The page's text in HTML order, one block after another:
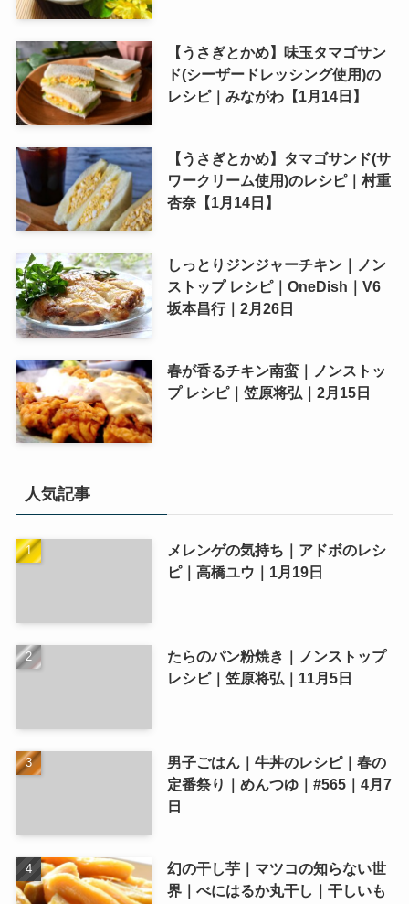
【うさぎとかめ】味玉タマゴサン
ド(シーザードレッシング使用)の
レシピ｜みながわ【1月14日】
【うさぎとかめ】タマゴサンド(サ
ワークリーム使用)のレシピ｜村重
杏奈【1月14日】
しっとりジンジャーチキン｜ノン
ストップ レシピ｜OneDish｜V6
坂本昌行｜2月26日
春が香るチキン南蛮｜ノンストッ
プ レシピ｜笠原将弘｜2月15日
人気記事
メレンゲの気持ち｜アドボのレシ
ピ｜高橋ユウ｜1月19日
たらのパン粉焼き｜ノンストップ
レシピ｜笠原将弘｜11月5日
男子ごはん｜牛丼のレシピ｜春の
定番祭り｜めんつゆ｜#565｜4月7
日
幻の干し芋｜マツコの知らない世
界｜べにはるか丸干し｜干しいも